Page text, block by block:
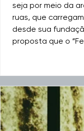
seja por meio da
ruas, que
desde sua
proposta que o
regiões, de 8 a 16
cada olhar, uma